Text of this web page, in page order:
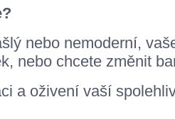
nebo nemoderní,
nebo chcete změnit
a oživení vaší